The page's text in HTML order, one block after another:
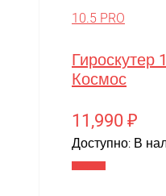
10.5 PRO
Гироскутер
Космос
11,990 ₽
Доступно: В